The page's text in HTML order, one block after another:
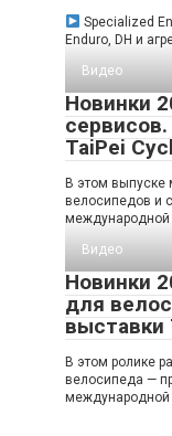
Specialized
Enduro, DH и
Видео
Новинки
TaiPei
В этом
велосипедов и
международной
Видео
Новинки
для
выставки
В этом ролике
велосипеда —
международной